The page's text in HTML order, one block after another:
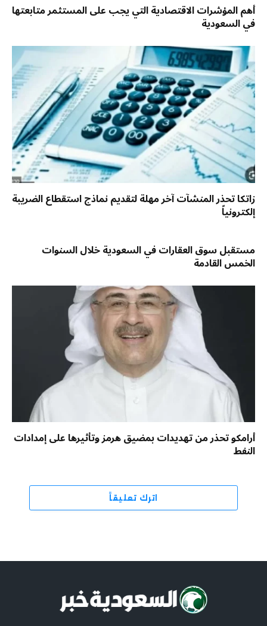
أهم المؤشرات الاقتصادية التي يجب على المستثمر متابعتها
في السعودية
زاتكا تحذر المنشآت آخر مهلة لتقديم نماذج استقطاع الضريبة
إلكترونياً
مستقبل سوق العقارات في السعودية خلال السنوات
الخمس القادمة
أرامكو تحذر من تهديدات بمضيق هرمز وتأثيرها على إمدادات
النفط
اترك تعليقاً